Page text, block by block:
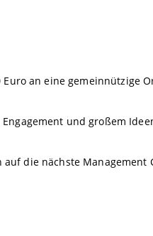
an eine gemeinnützige
und großem
die nächste Management